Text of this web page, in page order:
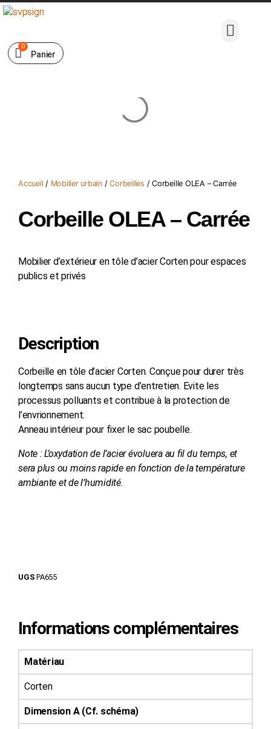
Panier
0
Accueil / Mobilier urbain /Corbeilles / Corbeille OLEA – Carrée
Corbeille OLEA – Carrée
Mobilier d’extérieur en tôle d’acier Corten pour espaces
publics et privés
Description
Corbeille en tôle d’acier Corten. Conçue pour durer très
longtemps sans aucun type d’entretien. Evite les
processus polluants et contribue à la protection de
l’envrionnement.
Anneau intérieur pour fixer le sac poubelle.
Note : L’oxydation de l’acier évoluera au fil du temps, et
sera plus ou moins rapide en fonction de la température
ambiante et de l’humidité.
UGSPA655
Informations complémentaires
Matériau
Corten
Dimension A (Cf. schéma)